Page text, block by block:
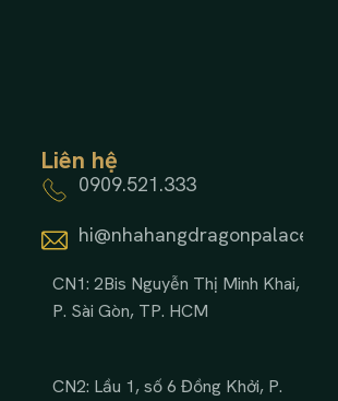
Liên hệ
0909.521.333
CN1: 2Bis Nguyễn Thị Minh Khai,
P. Sài Gòn, TP. HCM
CN2: Lầu 1, số 6 Đồng Khởi, P.